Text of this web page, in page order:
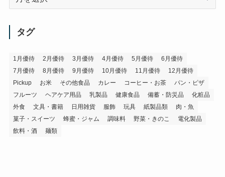
タグ
1月優待 2月優待 3月優待 4月優待 5月優待
6月優待
7月優待
8月優待 9月優待 10月優待 11月優待
12月優待
Pickup
お米 その他食品 カレー コーヒー・お茶
パン・ピザ
フルーツ
ヘアケア用品 乳製品 健康食品 備蓄・防災品
化粧品
外食
文具・書籍 日用雑貨 服飾 玩具 紙製品類
肉・魚
菓子・スイーツ
蜂蜜・ジャム 調味料 野菜・きのこ
電化製品
飲料・酒
麺類